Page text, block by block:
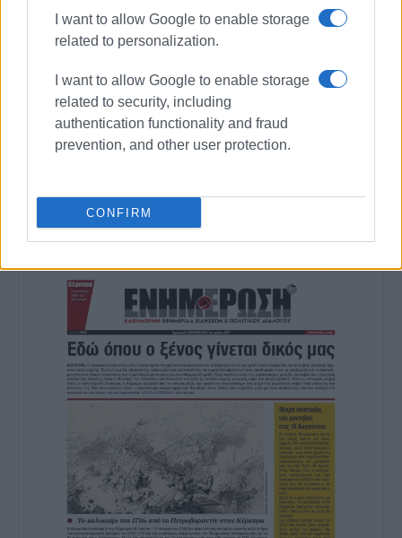
I want to allow Google to enable storage
related to personalization.
I want to allow Google to enable storage
related to security, including
authentication functionality and fraud
prevention, and other user protection.
CONFIRM
Πανεπιστημίου Αιγαίου (Ρόδος), με ειδίκευση
στις Διεθνείς Σχέσεις. Επιπλέον, είναι κάτοχος
Μεταπτυχιακού Τίτλου από το Πανεπιστήμιο του
Readingστις Στρατηγικές Σπουδές.
Ακολουθήστε το enimerosi στοFacebook
Συνδρομητές στο e-paper